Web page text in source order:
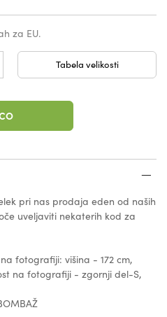
za EU.
Tabela velikosti
pri nas prodaja eden od naših
uveljaviti nekaterih kod za
fotografiji: višina - 172 cm,
na fotografiji - zgornji del-S,